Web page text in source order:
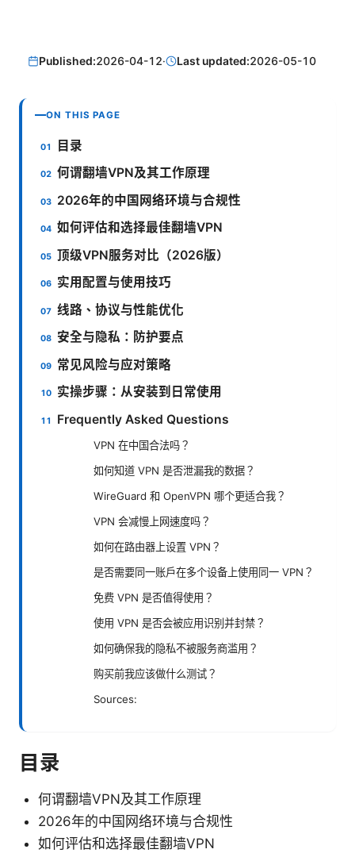
Published:2026-04-12· Last updated:2026-05-10
ON THIS PAGE
目录
何谓翻墙VPN及其工作原理
2026年的中国网络环境与合规性
如何评估和选择最佳翻墙VPN
顶级VPN服务对比（2026版）
实用配置与使用技巧
线路、协议与性能优化
安全与隐私：防护要点
常见风险与应对策略
实操步骤：从安装到日常使用
Frequently Asked Questions
VPN 在中国合法吗？
如何知道 VPN 是否泄漏我的数据？
WireGuard 和 OpenVPN 哪个更适合我？
VPN 会减慢上网速度吗？
如何在路由器上设置 VPN？
是否需要同一账户在多个设备上使用同一 VPN？
免费 VPN 是否值得使用？
使用 VPN 是否会被应用识别并封禁？
如何确保我的隐私不被服务商滥用？
购买前我应该做什么测试？
Sources:
目录
何谓翻墙VPN及其工作原理
2026年的中国网络环境与合规性
如何评估和选择最佳翻墙VPN